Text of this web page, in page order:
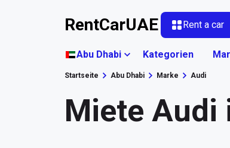
RentCarUAE Rent a car
Abu Dhabi Kategorien
Startseite Abu Dhabi Marke Audi
Miete Audi